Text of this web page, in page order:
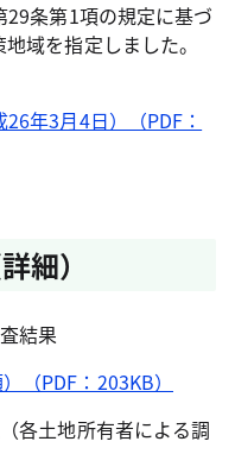
条第1項の規定に基づ
域を指定しました。
年3月4日）（PDF：
細）
結果
（PDF：203KB）
各土地所有者による調